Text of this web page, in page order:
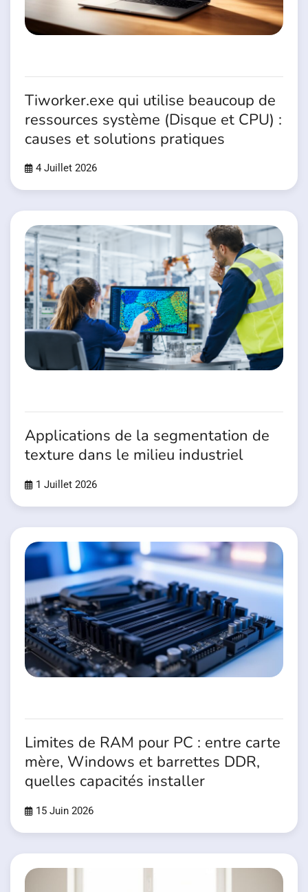
Tiworker.exe qui utilise beaucoup de
ressources système (Disque et CPU) :
causes et solutions pratiques
4 Juillet 2026
Applications de la segmentation de
texture dans le milieu industriel
1 Juillet 2026
Limites de RAM pour PC : entre carte
mère, Windows et barrettes DDR,
quelles capacités installer
15 Juin 2026